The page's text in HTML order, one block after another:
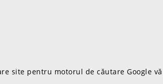
site pentru motorul de căutare Google